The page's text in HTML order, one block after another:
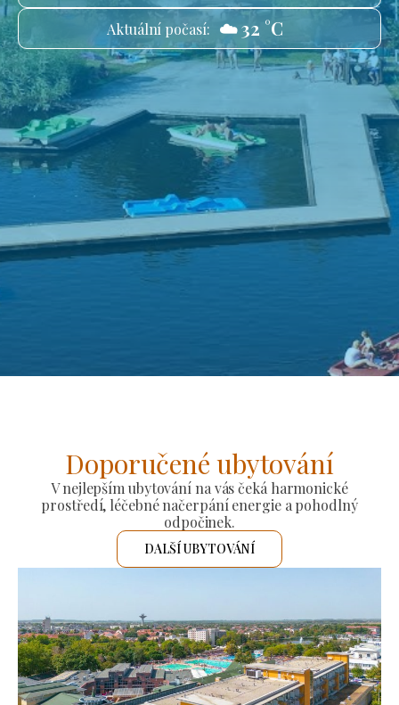
Aktuální počasí: ☁️ 32 °C
Doporučené ubytování
V nejlepším ubytování na vás čeká harmonické
prostředí, léčebné načerpání energie a pohodlný
odpočinek.
DALŠÍ UBYTOVÁNÍ